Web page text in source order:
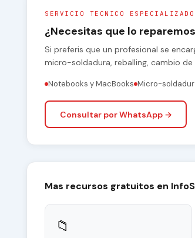
SERVICIO TECNICO ESPECIALIZADO
¿Necesitas que lo
Si preferis que un profesional se
micro-soldadura, reballing, cambio
Notebooks y MacBooks Micro-
Consultar por WhatsApp →
Mas recursos gratuitos en
📁